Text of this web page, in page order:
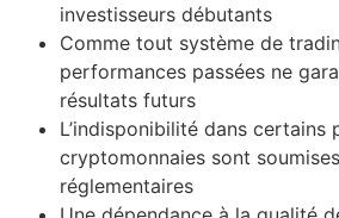
investisseurs débutants
Comme tout système de
performances passées ne
résultats futurs
L’indisponibilité dans certains
cryptomonnaies sont
réglementaires